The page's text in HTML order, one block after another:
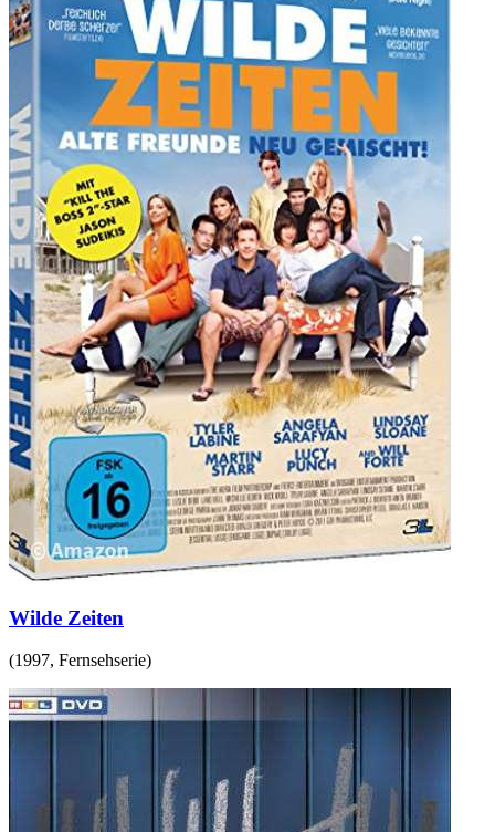
Wilde Zeiten
(1997, Fernsehserie)